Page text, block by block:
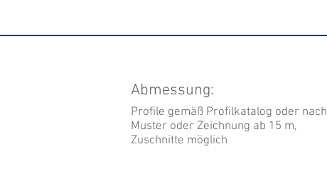
Abmessung:
Profile gemäß Profilkatalog oder nach
Muster oder Zeichnung ab 15 m,
Zuschnitte möglich